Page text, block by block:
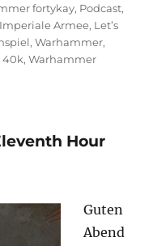
fortykay, Podcast,
Imperiale Armee, Let’s
,Warhammer,
40k,Warhammer
Hour
Guten
Abend